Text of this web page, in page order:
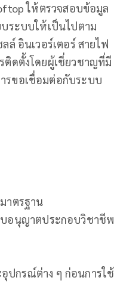
ให้ตรวจสอบข้อมูล
ระบบให้เป็นไปตาม
ล์ อินเวอร์เตอร์ สายไฟ
ติดตั้งโดยผู้เชี่ยวชาญที่มี
รขอเชื่อมต่อกับระบบ
าตรฐาน
บอนุญาตประกอบวิชาชีพ
ปกรณ์ต่าง ๆ ก่อนการใช้